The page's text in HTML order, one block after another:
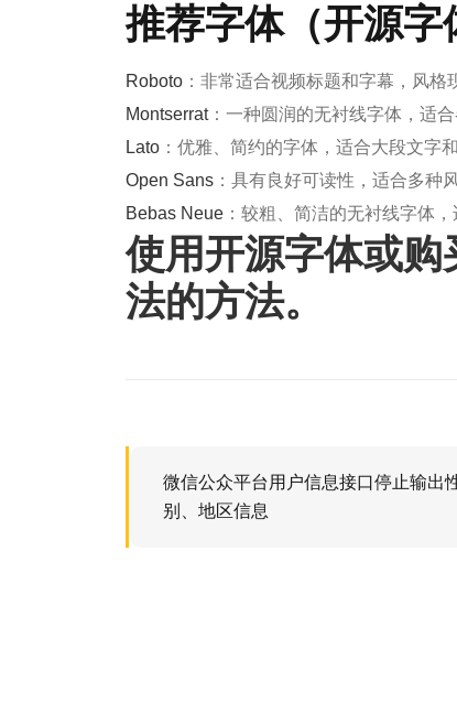
推荐字体（开源字
Roboto ：非常适合视频标题和字幕，风格
Montserrat：一种圆润的无衬线字体，适合
Lato ：优雅、简约的字体，适合大段文字和
Open Sans ：具有良好可读性，适合多种
Bebas Neue ：较粗、简洁的无衬线字体，
使用开源字体或
法的方法。
微信公众平台用户信息接口停止输出
别、地区信息